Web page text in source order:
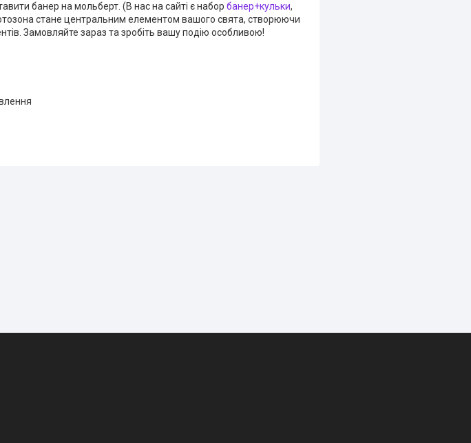
банер на мольберт. (В нас на сайті є набор банер+кульки,
стане центральним елементом вашого свята, створюючи
Замовляйте зараз та зробіть вашу подію особливою!